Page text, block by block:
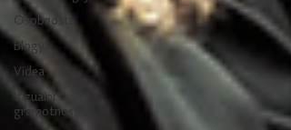
Osobnosti
Blogy
Videa
Vizuální
gramotnost